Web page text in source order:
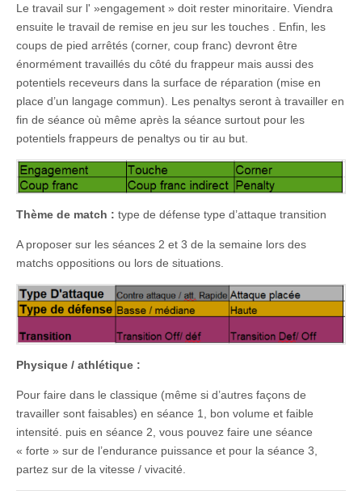
Le travail sur l' »engagement » doit rester minoritaire. Viendra
ensuite le travail de remise en jeu sur les touches . Enfin, les
coups de pied arrêtés (corner, coup franc) devront être
énormément travaillés du côté du frappeur mais aussi des
potentiels receveurs dans la surface de réparation (mise en
place d’un langage commun). Les penaltys seront à travailler en
fin de séance où même après la séance surtout pour les
potentiels frappeurs de penaltys ou tir au but.
Thème de match : type de défense type d’attaque transition
A proposer sur les séances 2 et 3 de la semaine lors des
matchs oppositions ou lors de situations.
Physique / athlétique :
Pour faire dans le classique (même si d’autres façons de
travailler sont faisables) en séance 1, bon volume et faible
intensité. puis en séance 2, vous pouvez faire une séance
« forte » sur de l’endurance puissance et pour la séance 3,
partez sur de la vitesse / vivacité.